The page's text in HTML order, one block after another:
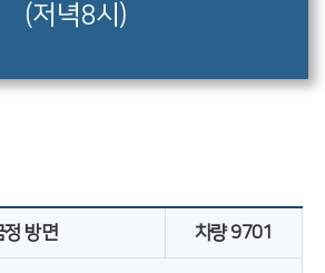
(저녁8시)
정 방면 차량 9701